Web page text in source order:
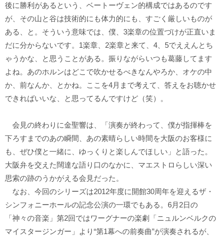
後に勝利があるという、ベートーヴェン的構成ではあるのです
が、その山と谷は技術的にも体力的にも、すごく厳しいものが
ある、と。そういう意味では、僕、3楽章の位置づけが正直いま
だに分からないです。1楽章、2楽章と来て、4、5でええんとち
ゃうかな、と思うことがある。振りながらいつも葛藤してます
よね。あのホルンはどこで吹かせるべきなんやろか、オケの中
か、前なんか、とかね。ここを4月まで考えて、答えをお聴かせ
できればいいな、と思ってるんですけど（笑）。
会見の終わりに金聖響は、「演奏が終わって、僕が指揮棒を
下ろすまでのあの瞬間、あの素晴らしい時間を大阪のお客様に
も、ぜひ僕と一緒に、ゆっくりと楽しんでほしい」と語った。
大阪弁を交えた闊達な語り口のなかに、マエストロらしい深い
思索の跡のうかがえる会見だった。
なお、今回のシリーズは2012年度に開館30周年を迎えるザ・
シンフォニーホールの記念公演の一環でもある。6月2日の
「神々の音楽」第2回ではワーグナーの楽劇「ニュルンベルクの
マイスタージンガー」より“第1幕への前奏曲”が演奏されるが、